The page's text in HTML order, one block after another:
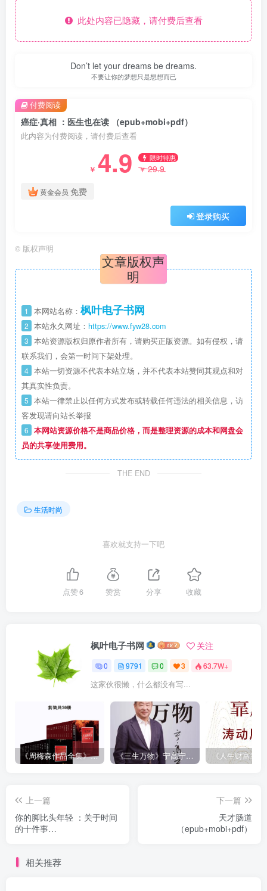
此处内容已隐藏，请付费后查看
Don’t let your dreams be dreams.
不要让你的梦想只是想想而已
癌症·真相 ：医生也在读 （epub+mobi+pdf）
此内容为付费阅读，请付费后查看
￥ 4.9 限时特惠
￥29.9
黄金会员 免费
登录购买
付费阅读
© 版权声明
文章版权声
明
1 本网站名称： 枫叶电子书网
2 本站永久网址： https://www.fyw28.com
3 本站资源版权归原作者所有，请购买正版资源。如有侵权，请
联系我们，会第一时间下架处理。
4 本站一切资源不代表本站立场，并不代表本站赞同其观点和对
其真实性负责。
5 本站一律禁止以任何方式发布或转载任何违法的相关信息，访
客发现请向站长举报
6 本网站资源价格不是商品价格，而是整理资源的成本和网盘会
员的共享使用费用。
THE END
生活时尚
喜欢就支持一下吧
点赞6 赞赏 分享 收藏
枫叶电子书网 关注
0 9791 0 3 63.7W+
这家伙很懒，什么都没有写...
《周梅森作品全集》[共30册] 《三生万物》宁高宁（epub+mobi+azw3+pdf）
上一篇
你的脚比头年轻 ：关于时间
的十件事
下一篇
天才肠道
（epub+mobi+pdf）
相关推荐